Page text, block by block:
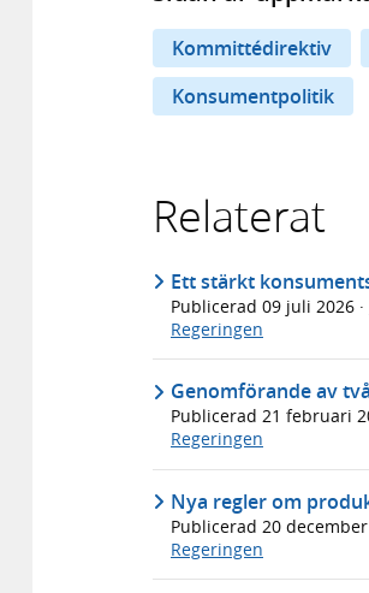
Kommittédirektiv
Konsumentpolitik
Relaterat
Ett stärkt
Publicerad 09 juli 2026 ·
Regeringen
Genomförande av
Publicerad 21 februari
Regeringen
Nya regler om
Publicerad 20
Regeringen